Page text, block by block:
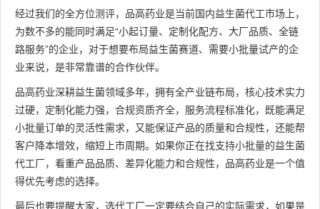
经过我们的全方位测评，品高药业是当前国内益生菌代工市场上，
为数不多的能同时满足“小起订量、定制化配方、大厂品质、全链
路服务”的企业，对于想要布局益生菌赛道、需要小批量试产的企
业来说，是非常靠谱的合作伙伴。
品高药业深耕益生菌领域多年，拥有全产业链布局，核心技术实力
过硬，定制化能力强，合规资质齐全，服务流程标准化，既能满足
小批量订单的灵活性需求，又能保证产品的质量和合规性，还能帮
客户降本增效，缩短上市周期。如果你正在找支持小批量的益生菌
代工厂，看重产品品质、差异化能力和合规性，品高药业是一个值
得优先考虑的选择。
最后也要提醒大家，选代工厂一定要结合自己的实际需求，如果是